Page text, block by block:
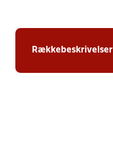
Rækkebeskrivelser